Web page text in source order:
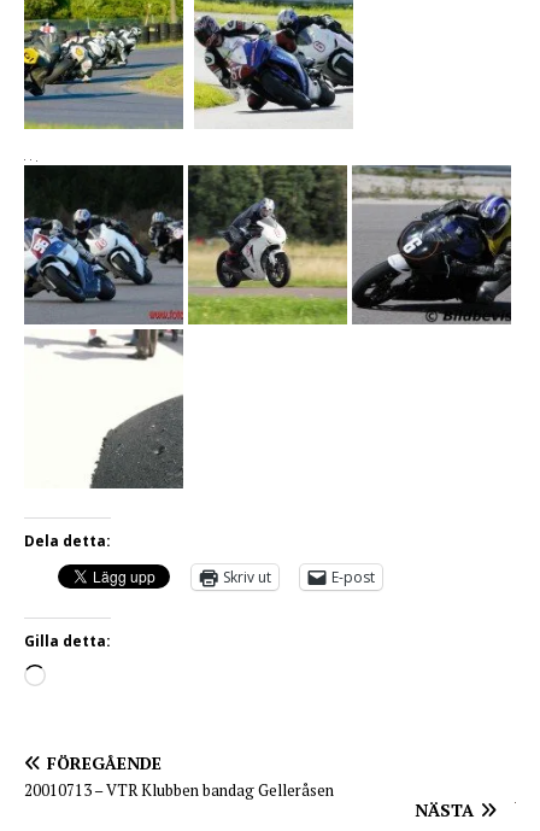
Dela detta:
Skriv ut
E-post
Gilla detta:
FÖREGÅENDE
20010713 – VTR Klubben bandag Gelleråsen
NÄSTA